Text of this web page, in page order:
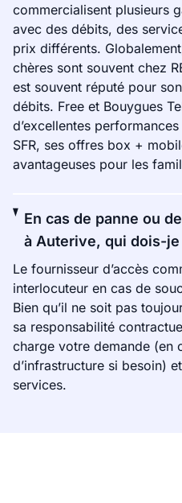
commercialisent plusieurs
avec des débits, des
prix différents.
chères sont souvent chez
est souvent réputé pour
débits. Free et Bouygues
d’excellentes
SFR, ses offres box +
avantageuses pour les
En cas de panne ou
à Auterive, qui dois-je
Le fournisseur d’accès
interlocuteur en cas de
Bien qu’il ne soit pas
sa responsabilité
charge votre demande (en
d’infrastructure si besoin)
services.